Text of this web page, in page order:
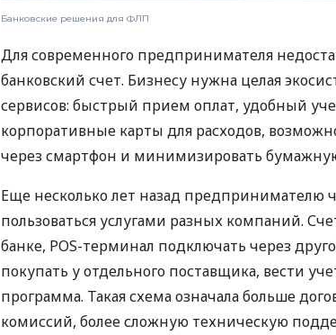
Банковские решения для ФЛП
Для современного предпринимателя
банковский счет. Бизнесу нужна целая
сервисов: быстрый прием оплат, удобный
корпоративные карты для расходов,
через смартфон и минимизировать
Еще несколько лет назад предпринимателю
пользоваться услугами разных компаний.
банке, POS-терминал подключать через
покупать у отдельного поставщика, вести
программа. Такая схема означала больше
комиссий, более сложную техническую